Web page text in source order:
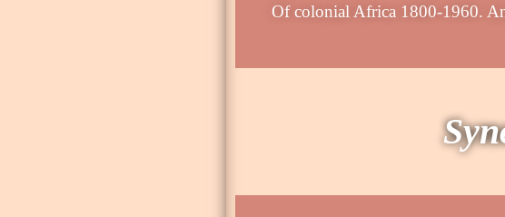
Of colonial Africa 1800-1960.